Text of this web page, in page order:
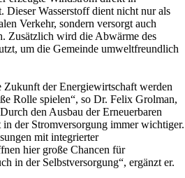
Dieser Wasserstoff dient nicht nur als
Verkehr, sondern versorgt auch
Zusätzlich wird die Abwärme des
um die Gemeinde umweltfreundlich
der Energiewirtschaft werden
Rolle spielen“, so Dr. Felix Grolman,
den Ausbau der Erneuerbaren
der Stromversorgung immer wichtiger.
mit integrierter
hier große Chancen für
in der Selbstversorgung“, ergänzt er.